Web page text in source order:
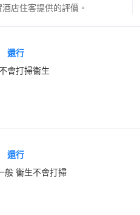
店住客提供的評價。
還行
會打掃衞生
還行
般 衞生不會打掃